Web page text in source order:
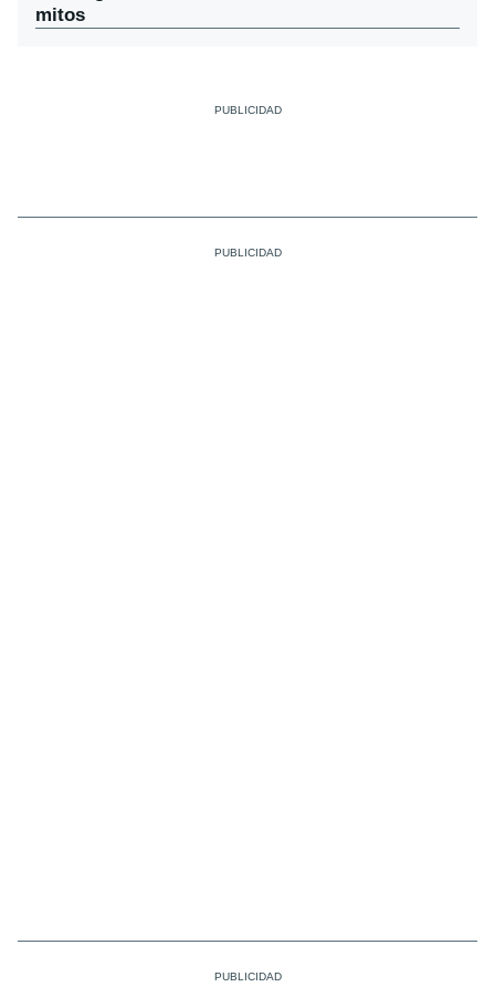
mitos